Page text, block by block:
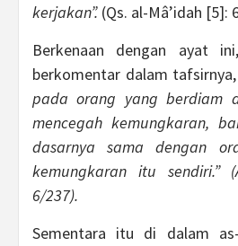
kerjakan”. (Qs. al-Mâ’idah [5]:
Berkenaan dengan ayat
berkomentar dalam
pada orang yang berdiam
mencegah kemungkaran,
dasarnya sama dengan
kemungkaran itu sendiri.”
6/237).
Sementara itu di dalam as-